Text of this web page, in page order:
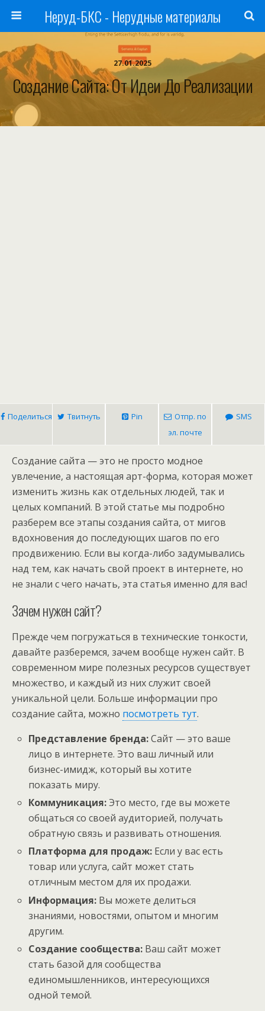
Неруд-БКС - Нерудные материалы
27.01.2025
Создание Сайта: От Идеи До Реализации
Поделиться Твитнуть Pin
Отпр. по
эл. почте
SMS
Создание сайта — это не просто модное
увлечение, а настоящая арт-форма, которая может
изменить жизнь как отдельных людей, так и
целых компаний. В этой статье мы подробно
разберем все этапы создания сайта, от мигов
вдохновения до последующих шагов по его
продвижению. Если вы когда-либо задумывались
над тем, как начать свой проект в интернете, но
не знали с чего начать, эта статья именно для вас!
Зачем нужен сайт?
Прежде чем погружаться в технические тонкости,
давайте разберемся, зачем вообще нужен сайт. В
современном мире полезных ресурсов существует
множество, и каждый из них служит своей
уникальной цели. Больше информации про
создание сайта, можно посмотреть тут.
Представление бренда:Сайт — это ваше
лицо в интернете. Это ваш личный или
бизнес-имидж, который вы хотите
показать миру.
Коммуникация:Это место, где вы можете
общаться со своей аудиторией, получать
обратную связь и развивать отношения.
Платформа для продаж: Если у вас есть
товар или услуга, сайт может стать
отличным местом для их продажи.
Информация: Вы можете делиться
знаниями, новостями, опытом и многим
другим.
Создание сообщества: Ваш сайт может
стать базой для сообщества
единомышленников, интересующихся
одной темой.